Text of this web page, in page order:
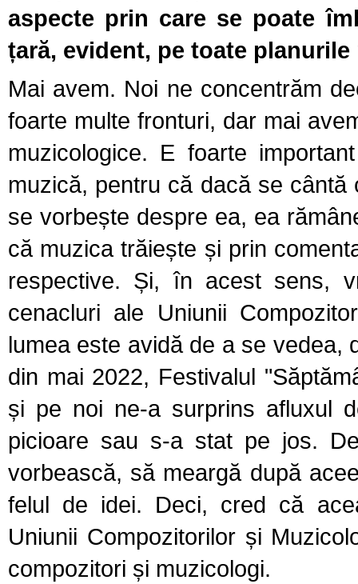
aspecte prin care se poate
țară, evident, pe toate
Mai avem. Noi ne concentrăm
foarte multe fronturi, dar mai
muzicologice. E foarte
muzică, pentru că dacă se
se vorbește despre ea, ea
că muzica trăiește și prin
respective. Și, în acest sens,
cenacluri ale Uniunii
lumea este avidă de a se vedea,
din mai 2022, Festivalul
și pe noi ne-a surprins afluxul
picioare sau s-a stat pe jos.
vorbească, să meargă după
felul de idei. Deci, cred că
Uniunii Compozitorilor și
compozitori și muzicologi.